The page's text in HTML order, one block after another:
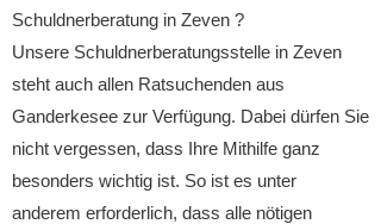
Schuldnerberatung in Zeven ?
Unsere Schuldnerberatungsstelle in Zeven
steht auch allen Ratsuchenden aus
Ganderkesee zur Verfügung. Dabei dürfen Sie
nicht vergessen, dass Ihre Mithilfe ganz
besonders wichtig ist. So ist es unter
anderem erforderlich, dass alle nötigen